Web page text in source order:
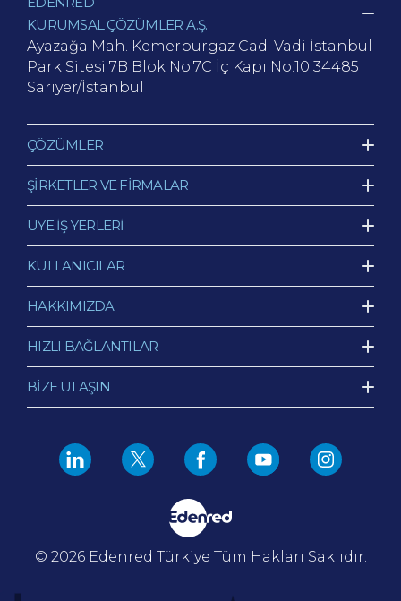
KURUMSAL ÇÖZÜMLER A.Ş.
Ayazağa Mah. Kemerburgaz Cad. Vadi İstanbul
Park Sitesi 7B Blok No:7C İç Kapı No:10 34485
Sarıyer/İstanbul
ÇÖZÜMLER
ŞİRKETLER VE FİRMALAR
ÜYE İŞ YERLERİ
KULLANICILAR
© 2026 Edenred Türkiye Tüm Hakları Saklıdır.
HAKKIMIZDA
HIZLI BAĞLANTILAR
BİZE ULAŞIN